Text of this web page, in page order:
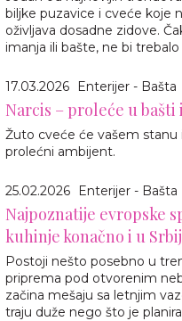
biljke puzavice i cveće koje
oživljava dosadne zidove.
imanja ili bašte, ne bi trebalo
17.03.2026 Enterijer - Bašta
Narcis – proleće u bašti
Žuto cveće će vašem stanu
prolećni ambijent.
25.02.2026 Enterijer - Bašta
Najpoznatije evropske
kuhinje konačno i u
Postoji nešto posebno u
priprema pod otvorenim
začina mešaju sa letnjim
traju duže nego što je